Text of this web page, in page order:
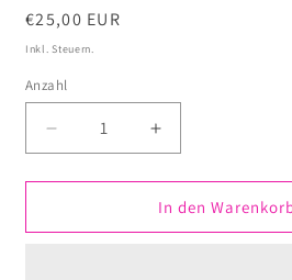
Normaler
Preis
€25,00 EUR
Inkl. Steuern.
Anzahl
Anzahl
Verringere
die
Menge
Daruma-
Erhöhe
die
Menge
für
Daruma-
In den